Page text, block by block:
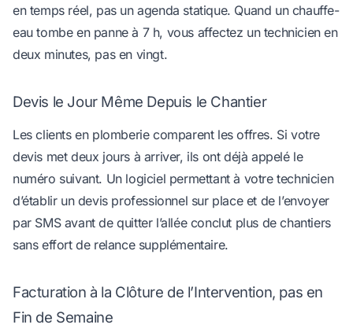
en temps réel, pas un agenda statique. Quand un chauffe-
eau tombe en panne à 7 h, vous affectez un technicien en
deux minutes, pas en vingt.
Devis le Jour Même Depuis le Chantier
Les clients en plomberie comparent les offres. Si votre
devis met deux jours à arriver, ils ont déjà appelé le
numéro suivant. Un logiciel permettant à votre technicien
d’établir un devis professionnel sur place et de l’envoyer
par SMS avant de quitter l’allée conclut plus de chantiers
sans effort de relance supplémentaire.
Facturation à la Clôture de l’Intervention, pas en
Fin de Semaine